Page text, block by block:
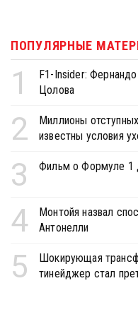
ПОПУЛЯРНЫЕ
1
F1-Insider:
Цолова
2
Миллионы
известны условия
3 Фильм о Формуле 1
4
Монтойя назвал
Антонелли
5
Шокирующая
тинейджер стал